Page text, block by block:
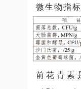
微生物指标
前花青素